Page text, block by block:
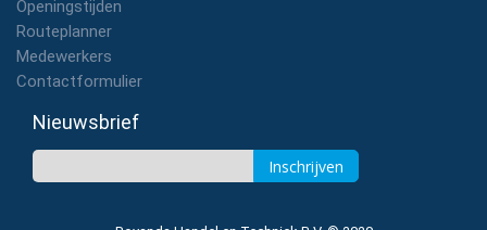
Openingstijden
Routeplanner
Medewerkers
Contactformulier
Nieuwsbrief
Inschrijven